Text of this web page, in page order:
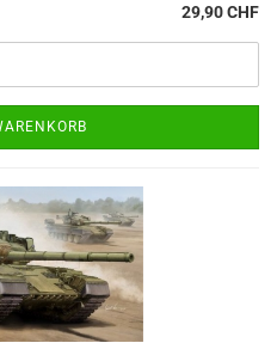
29,90 CHF